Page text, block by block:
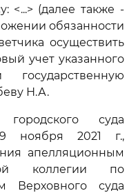
<...> (далее также -
обязанности
осуществить
учет указанного
Н.А.
суда
ноября 2021 г.,
апелляционным
коллегии по
Верховного суда